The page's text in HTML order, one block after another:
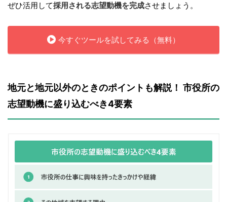
ぜひ活用して採用される志望動機を完成させましょう。
今すぐツールを試してみる（無料）
地元と地元以外のときのポイントも解説！ 市役所の
志望動機に盛り込むべき4要素